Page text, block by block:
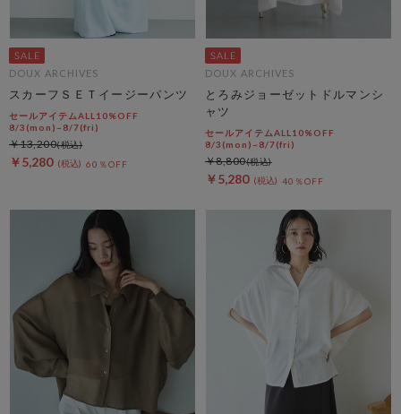
DOUX ARCHIVES
スカーフＳＥＴイージーパンツ
セールアイテムALL10%OFF
8/3(mon)~8/7(fri)
￥5,280 60％OFF
￥13,200
DOUX ARCHIVES
とろみジョーゼットドルマンシ
ャツ
セールアイテムALL10%OFF
8/3(mon)~8/7(fri)
￥5,280 40％OFF
￥8,800